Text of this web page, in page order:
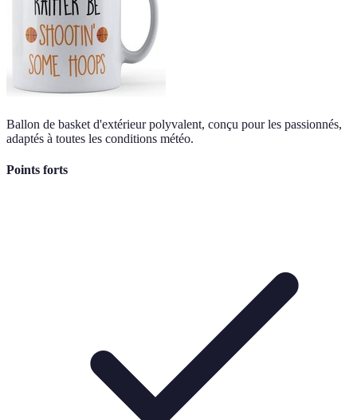
Ballon de basket d'extérieur polyvalent, conçu pour les passionnés,
adaptés à toutes les conditions météo.
Points forts